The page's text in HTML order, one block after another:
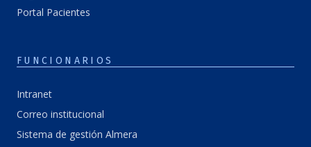
Portal Pacientes
FUNCIONARIOS
Intranet
Correo institucional
Sistema de gestión Almera